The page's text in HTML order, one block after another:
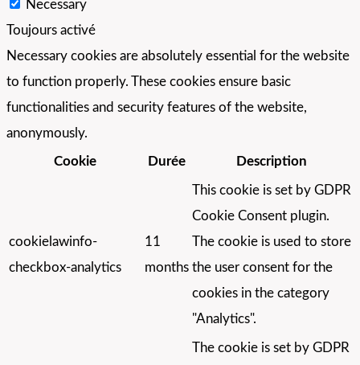
Necessary
Toujours activé
Necessary cookies are absolutely essential for the website
to function properly. These cookies ensure basic
functionalities and security features of the website,
anonymously.
Cookie Durée Description
cookielawinfo-
checkbox-analytics
11
months
This cookie is set by GDPR
Cookie Consent plugin.
The cookie is used to store
the user consent for the
cookies in the category
"Analytics".
The cookie is set by GDPR